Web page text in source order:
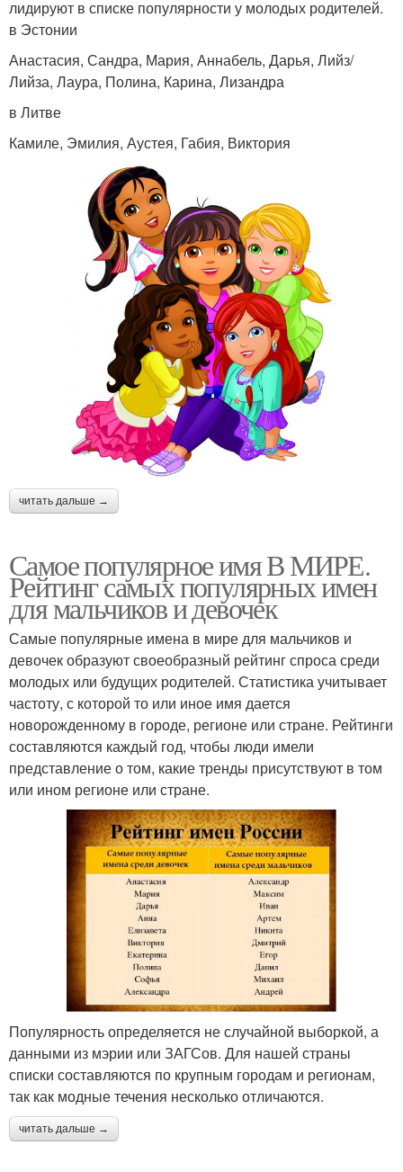
лидируют в списке популярности у молодых родителей.
в Эстонии
Анастасия, Сандра, Мария, Аннабель, Дарья, Лийз/
Лийза, Лаура, Полина, Карина, Лизандра
в Литве
Камиле, Эмилия, Аустея, Габия, Виктория
читать дальше →
Самое популярное имя В МИРЕ.
Рейтинг самых популярных имен
для мальчиков и девочек
Самые популярные имена в мире для мальчиков и
девочек образуют своеобразный рейтинг спроса среди
молодых или будущих родителей. Статистика учитывает
частоту, с которой то или иное имя дается
новорожденному в городе, регионе или стране. Рейтинги
составляются каждый год, чтобы люди имели
представление о том, какие тренды присутствуют в том
или ином регионе или стране.
Популярность определяется не случайной выборкой, а
данными из мэрии или ЗАГСов. Для нашей страны
списки составляются по крупным городам и регионам,
так как модные течения несколько отличаются.
читать дальше →